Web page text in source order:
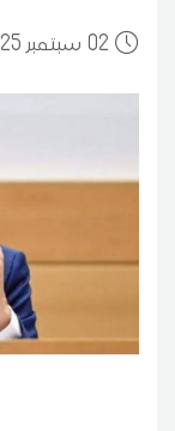
02 08:07 2025 سبتمبر